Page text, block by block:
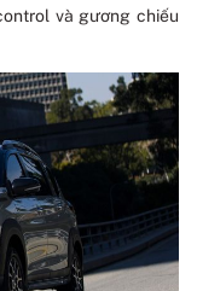
và gương chiếu